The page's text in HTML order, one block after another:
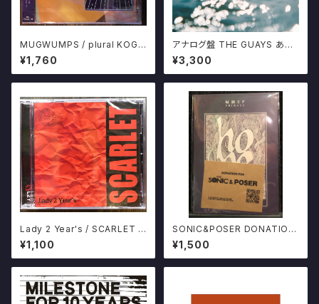
MUGWUMPS / plural KOGA
RECORDS HONEY SUGAR
MILK CHOCOLATES マグワ
ンプス CD
¥1,760
アナログ盤 THE GUAYS あき
らめることをあきらめたんだ 限
定500プレス 十三月
¥3,300
Lady 2 Year's / SCARLET C
D MELODICK PUNK BAND
いわき
¥1,100
SONIC&POSER DONATION
CD FRIDAYZ / 帰路 EP 酒田h
ope DO IT
¥1,500